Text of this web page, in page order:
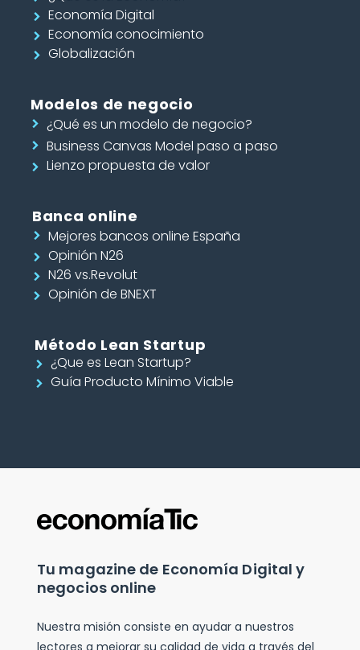
Economía Digital
Economía conocimiento
Globalización
Modelos de negocio
¿Qué es un modelo de negocio?
Business Canvas Model paso a paso
Lienzo propuesta de valor
Banca online
Mejores bancos online España
Opinión N26
N26 vs.Revolut
Opinión de BNEXT
Método Lean Startup
¿Que es Lean Startup?
Guía Producto Mínimo Viable
Tu magazine de Economía Digital y
negocios online
Nuestra misión consiste en ayudar a nuestros
lectores a mejorar su calidad de vida a través del